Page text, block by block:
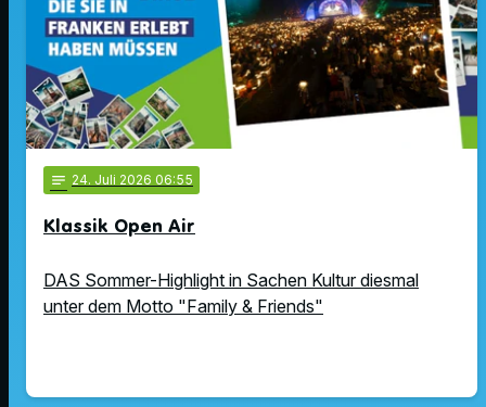
notes 24. Juli 2026 06:55
Klassik Open Air
DAS Sommer-Highlight in Sachen Kultur diesmal
unter dem Motto "Family & Friends"